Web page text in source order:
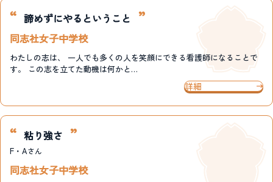
諦めずにやるということ
同志社女子中学校
わたしの志は、 一人でも多くの人を笑顔にできる看護師になることで
す。 この志を立てた動機は何かと…
詳細
粘り強さ
F・Aさん
同志社女子中学校